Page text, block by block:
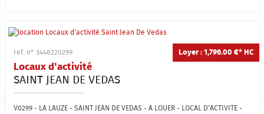
Loyer : 1,796.00 €* HC
ref. n° 3448220299
Locaux d'activité
SAINT JEAN DE VEDAS
V0299 - LA LAUZE - SAINT JEAN DE VEDAS - A LOUER - LOCAL D'ACTIVITE -